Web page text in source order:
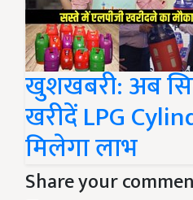
खुशखबरी: अब
खरीदें LPG
मिलेगा लाभ
Share your